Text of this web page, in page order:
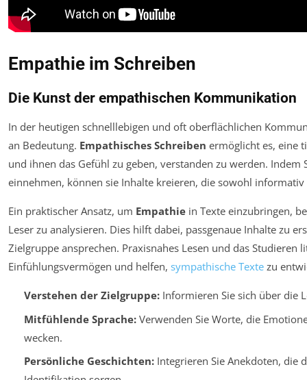
Empathie im Schreiben
Die Kunst der empathischen Kommunikation
In der heutigen schnelllebigen und oft oberflächlichen
an Bedeutung. Empathisches Schreiben ermöglicht es, eine
und ihnen das Gefühl zu geben, verstanden zu werden.
einnehmen, können sie Inhalte kreieren, die sowohl
Ein praktischer Ansatz, um Empathie in Texte einzubringen,
Leser zu analysieren. Dies hilft dabei, passgenaue Inhalte zu
Zielgruppe ansprechen. Praxisnahes Lesen und das Studieren
Einfühlungsvermögen und helfen, sympathische Texte zu
Verstehen der Zielgruppe:Informieren Sie sich über die
Mitfühlende Sprache:Verwenden Sie Worte, die
wecken.
Persönliche Geschichten:Integrieren Sie Anekdoten, die